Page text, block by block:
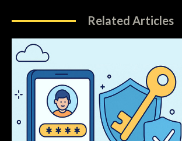
Related Articles